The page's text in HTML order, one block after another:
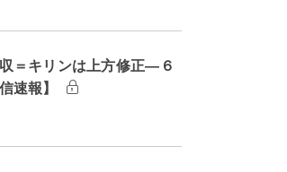
＝キリンは上方修正―６
速報】